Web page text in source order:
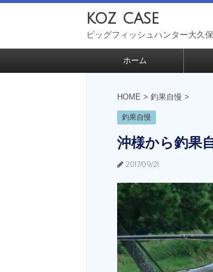
koz case
ビッグフィッシュハンター大久
ホーム
HOME > 釣果自慢 >
釣果自慢
沖様から釣果
2017/09/21